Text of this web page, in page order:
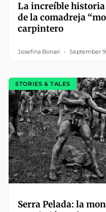
La increíble
de la comadreja
carpintero
Josefina Bonari September
STORIES & TALES
Serra Pelada: la